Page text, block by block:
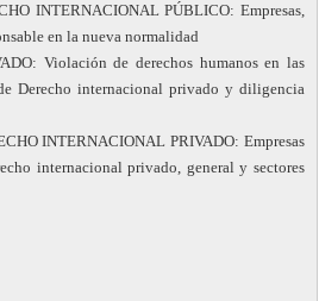
INTERNACIONAL PÚBLICO: Empresas,
en la nueva normalidad
Violación de derechos humanos en las
Derecho internacional privado y diligencia
INTERNACIONAL PRIVADO: Empresas
internacional privado, general y sectores